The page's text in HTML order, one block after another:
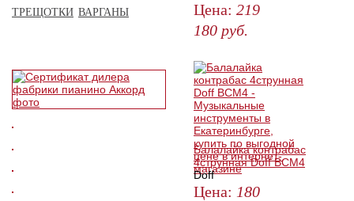
Цена: 219
180 руб.
Балалайка контрабас
4струнная Doff BCM4
Doff
Цена: 180
ТРЕЩОТКИ ВАРГАНЫ